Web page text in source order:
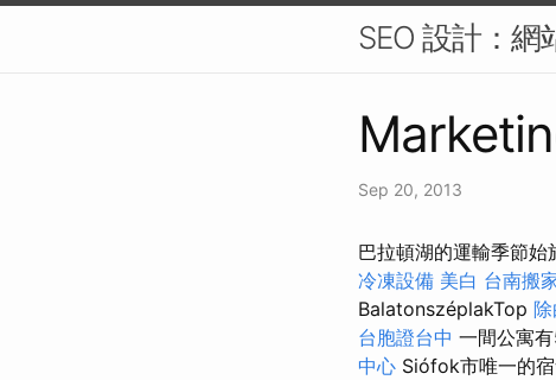
SEO 設計：
Sep 20, 2013
巴拉頓湖的運輸季節
冷凍設備 美白 台南搬
BalatonszéplakTop
台胞證台中 一間公寓
中心 Siófok市唯一的